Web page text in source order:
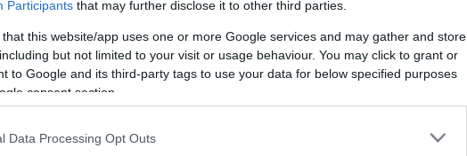
Participants that may further disclose it to other third parties.
that this website/app uses one or more Google services and may gather and store
but not limited to your visit or usage behaviour. You may click to grant or
to Google and its third-party tags to use your data for below specified purposes
consent section.
Data Processing Opt Outs
και να προστατευθεί η ζωή των